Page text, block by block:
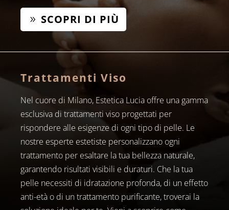
SCOPRI DI PIÙ
Trattamenti Viso
Nel cuore di Milano, Estetica Lucia offre una gamma
esclusiva di trattamenti viso progettati per
rispondere alle esigenze di ogni tipo di pelle. Le
nostre esperte estetiste personalizzano ogni
trattamento per esaltare la tua bellezza naturale,
garantendo risultati visibili e duraturi. Che la tua
pelle necessiti di idratazione profonda, di un effetto
anti-età o di un trattamento purificante, troverai la